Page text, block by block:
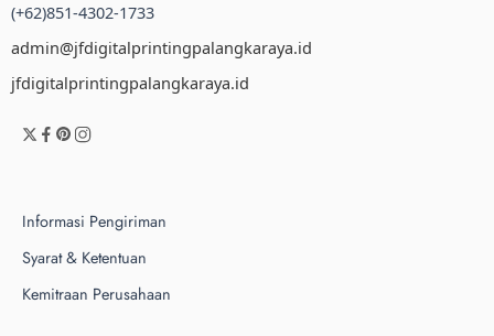
(+62)851-4302-1733
admin@jfdigitalprintingpalangkaraya.id
jfdigitalprintingpalangkaraya.id
Informasi Pengiriman
Syarat & Ketentuan
Kemitraan Perusahaan